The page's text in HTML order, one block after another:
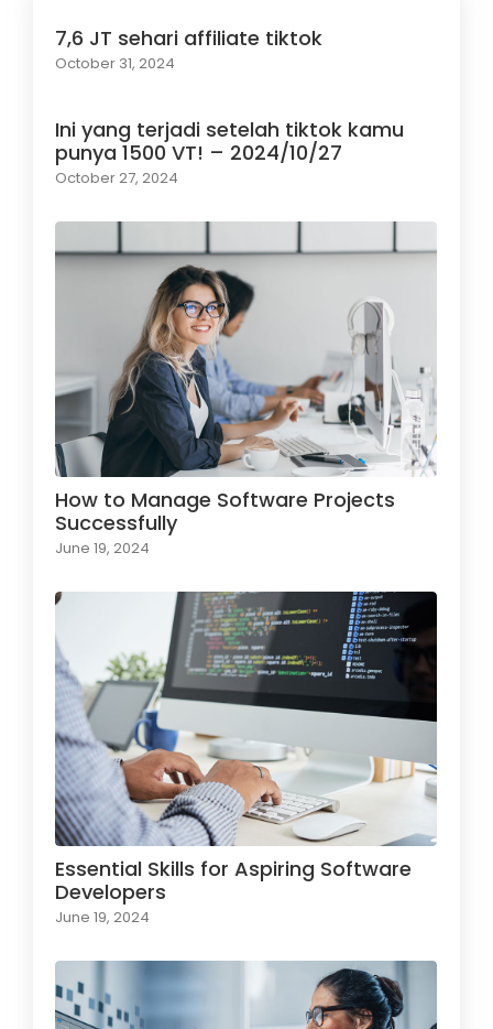
7,6 JT sehari affiliate tiktok
October 31, 2024
Ini yang terjadi setelah tiktok kamu
punya 1500 VT! – 2024/10/27
October 27, 2024
How to Manage Software Projects
Successfully
June 19, 2024
Essential Skills for Aspiring Software
Developers
June 19, 2024